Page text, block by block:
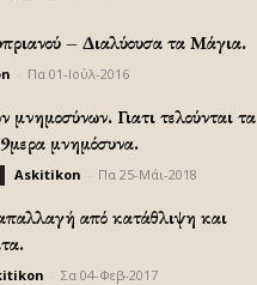
– Διαλύουσα τα Μάγια.
Πα 01-Ιούλ-2016
μνημοσύνων. Γιατι τελούνται τα
μνημόσυνα.
Askitikon Πα 25-Μάι-2018
από κατάθλιψη και
Σα 04-Φεβ-2017